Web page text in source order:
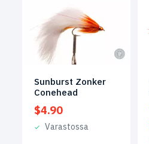
Sunburst Zonker
Conehead
$4.90
Varastossa